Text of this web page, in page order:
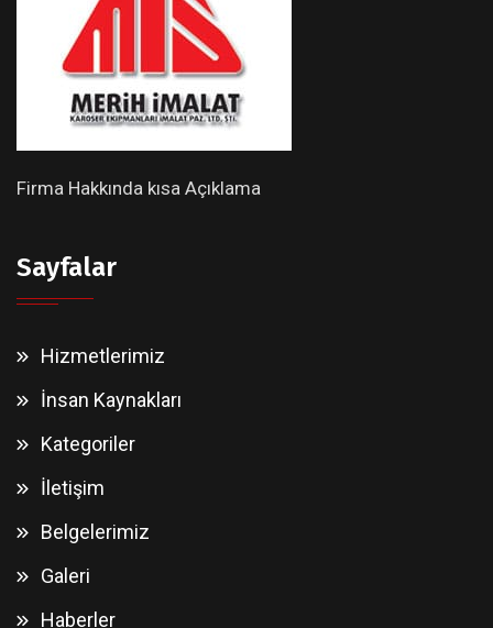
Firma Hakkında kısa Açıklama
Sayfalar
Hizmetlerimiz
İnsan Kaynakları
Kategoriler
İletişim
Belgelerimiz
Galeri
Haberler